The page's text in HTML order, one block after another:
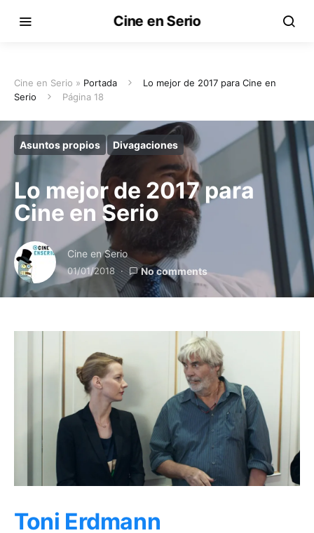
Cine en Serio
Cine en Serio » Portada
Lo mejor de 2017 para Cine en
Serio
Página 18
Asuntos propios Divagaciones
Lo mejor de 2017 para
Cine en Serio
Cine en Serio
01/01/2018 No comments
Toni Erdmann